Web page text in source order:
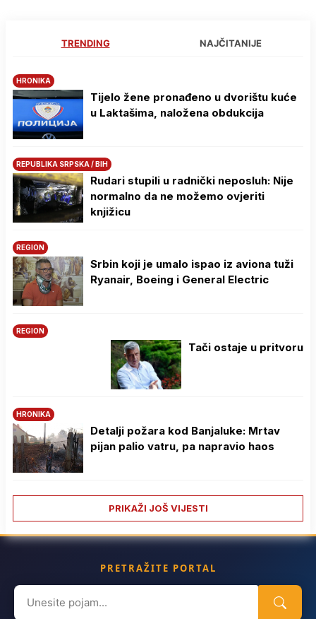
TRENDING NAJČITANIJE
HRONIKA
Tijelo žene pronađeno u dvorištu kuće
u Laktašima, naložena obdukcija
REPUBLIKA SRPSKA / BIH
Rudari stupili u radnički neposluh: Nije
normalno da ne možemo ovjeriti
knjižicu
REGION
Srbin koji je umalo ispao iz aviona tuži
Ryanair, Boeing i General Electric
REGION
Tači ostaje u pritvoru
HRONIKA
Detalji požara kod Banjaluke: Mrtav
pijan palio vatru, pa napravio haos
PRIKAŽI JOŠ VIJESTI
PRETRAŽITE PORTAL
Search
for: